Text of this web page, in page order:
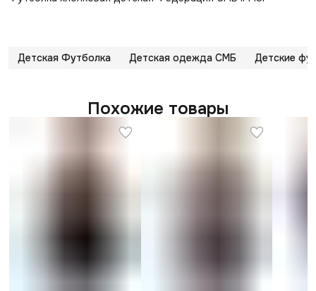
Детская Футболка Детская одежда СМБ Детские
Похожие товары